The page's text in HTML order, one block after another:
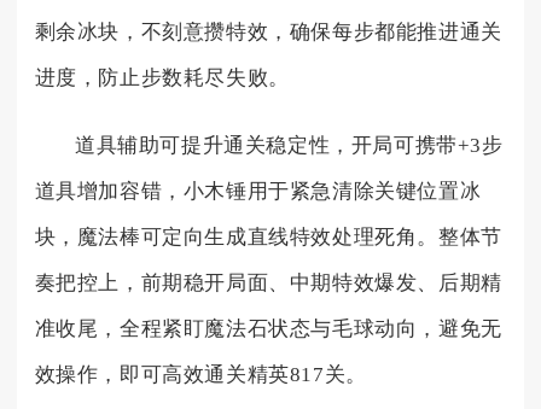
剩余冰块，不刻意攒特效，确保每步都能推进通关
进度，防止步数耗尽失败。
道具辅助可提升通关稳定性，开局可携带+3步
道具增加容错，小木锤用于紧急清除关键位置冰
块，魔法棒可定向生成直线特效处理死角。整体节
奏把控上，前期稳开局面、中期特效爆发、后期精
准收尾，全程紧盯魔法石状态与毛球动向，避免无
效操作，即可高效通关精英817关。